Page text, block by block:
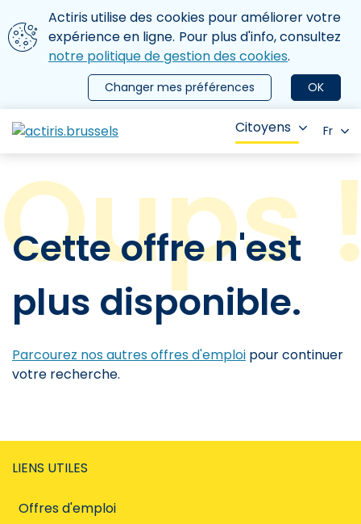
Aller au contenu principal
Nous utilisons des cookies
Actiris utilise des cookies pour améliorer votre
expérience en ligne. Pour plus d'info, consultez
notre politique de gestion des cookies.
OK
Changer mes préférences
le menu
Citoyens Fr
Cette offre n'est
plus disponible.
Parcourez nos autres offres d'emploi pour continuer
votre recherche.
LIENS UTILES
Offres d'emploi